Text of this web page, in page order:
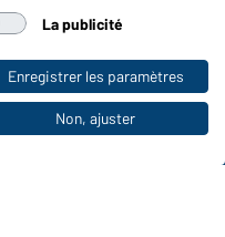
particuliers
:
La publicité
Enregistrer les paramètres
Non, ajuster